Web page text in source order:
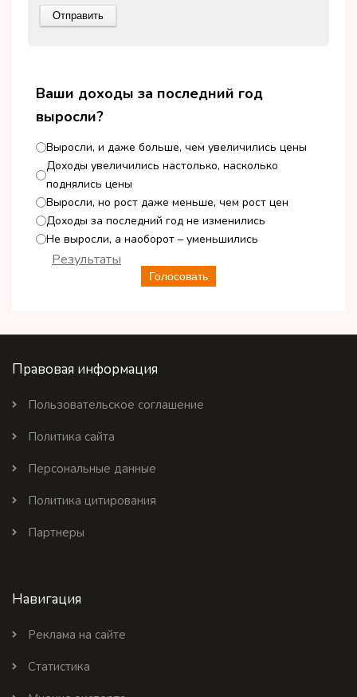
Ваши доходы за последний год
выросли?
Выросли, и даже больше, чем увеличились цены
Доходы увеличились настолько, насколько
поднялись цены
Выросли, но рост даже меньше, чем рост цен
Доходы за последний год не изменились
Не выросли, а наоборот – уменьшились
Голосовать
Результаты
Правовая информация
Пользовательское соглашение
Политика сайта
Персональные данные
Политика цитирования
Партнеры
Навигация
Реклама на сайте
Статистика